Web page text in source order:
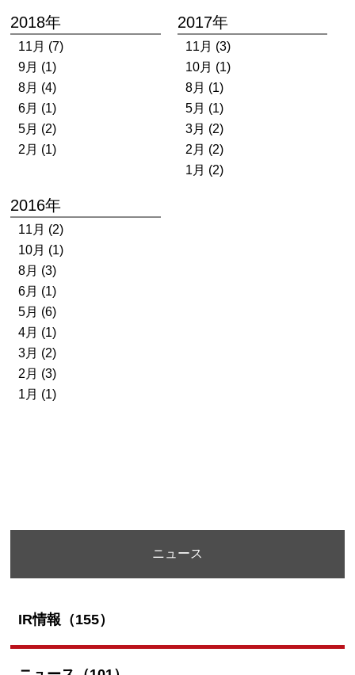
2018年
11月 (7)
9月 (1)
8月 (4)
6月 (1)
5月 (2)
2月 (1)
2017年
11月 (3)
10月 (1)
8月 (1)
5月 (1)
3月 (2)
2月 (2)
1月 (2)
2016年
11月 (2)
10月 (1)
8月 (3)
6月 (1)
5月 (6)
4月 (1)
3月 (2)
2月 (3)
1月 (1)
ニュース
IR情報（155）